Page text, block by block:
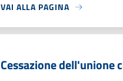
VAI ALLA PAGINA
Cessazione dell'unione